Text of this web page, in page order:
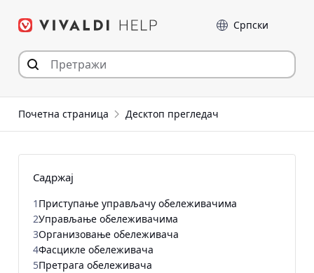
Језик
Почетна страница Десктоп прегледач
Садржај
1 Приступање управљачу обележивачима
2Управљање обележивачима
3Организовање обележивача
4Фасцикле обележивача
5Претрага обележивача